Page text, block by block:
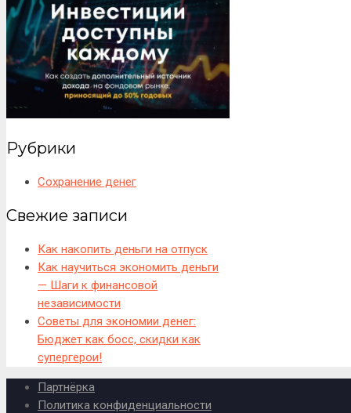
Рубрики
Сохранение денег
Свежие записи
Как накопить деньги на отпуск
Как научиться экономить деньги
— Шаги к финансовой
независимости
Советы для экономии денег:
Бюджет как босс, скидки как
супергерои!
Партнёрка
Политика конфиденциальности